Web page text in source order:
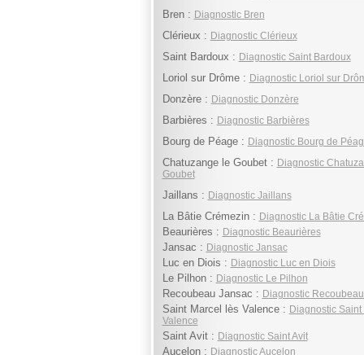
Bren : Diagnostic Bren
Clérieux : Diagnostic Clérieux
Saint Bardoux : Diagnostic Saint Bardoux
Loriol sur Drôme : Diagnostic Loriol sur
Donzère : Diagnostic Donzère
Barbières : Diagnostic Barbières
Bourg de Péage : Diagnostic Bourg de
Chatuzange le Goubet : Diagnostic
Goubet
Jaillans : Diagnostic Jaillans
La Bâtie Crémezin : Diagnostic La Bâtie
Beaurières : Diagnostic Beaurières
Jansac : Diagnostic Jansac
Luc en Diois : Diagnostic Luc en Diois
Le Pilhon : Diagnostic Le Pilhon
Recoubeau Jansac : Diagnostic
Saint Marcel lès Valence : Diagnostic
Valence
Saint Avit : Diagnostic Saint Avit
Aucelon : Diagnostic Aucelon